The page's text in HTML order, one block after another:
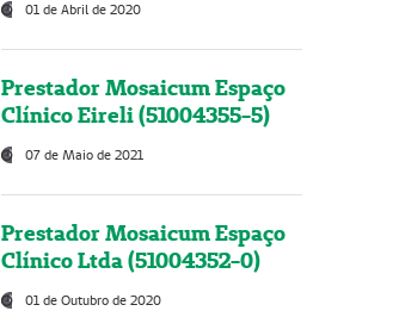
01 de Abril de 2020
Prestador Mosaicum Espaço
Clínico Eireli (51004355-5)
07 de Maio de 2021
Prestador Mosaicum Espaço
Clínico Ltda (51004352-0)
01 de Outubro de 2020